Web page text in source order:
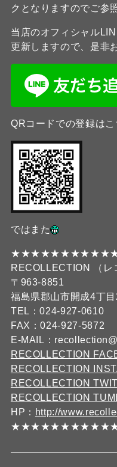
クとなりますのでご参
当店のオフィシャル
更新しますので、是非
QRコードでの登録はこ
ではまた
RECOLLECTION （レ
〒963-8851
福島県郡山市開成4丁
TEL：024-927-0610
FAX：024-927-5872
E-MAIL：
RECOLLECTION
RECOLLECTION
RECOLLECTION
RECOLLECTION
HP： http://